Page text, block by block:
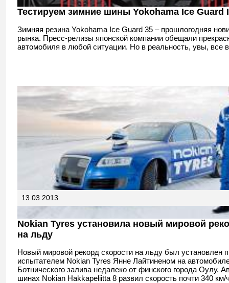
Тестируем зимние шины Yokohama Ice Guard
Зимняя резина Yokohama Ice Guard 35 – прошлогодняя
рынка. Пресс-релизы японской компании обещали
автомобиля в любой ситуации. Но в реальность, увы, все
13.03.2013
Nokian Tyres установила новый мировой
на льду
Новый мировой рекорд скорости на льду был установлен
испытателем Nokian Tyres Янне Лайтиненом на
Ботнического залива недалеко от финского города Оулу.
шинах Nokian Hakkapeliitta 8 развил скорость почти 340 км/